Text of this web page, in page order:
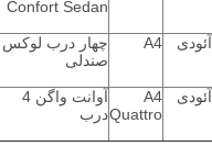
Confort Sedan
آئودی A4
چهار درب لوکس
صندلی
آئودی
A4
Quattro
آوانت واگن 4
درب